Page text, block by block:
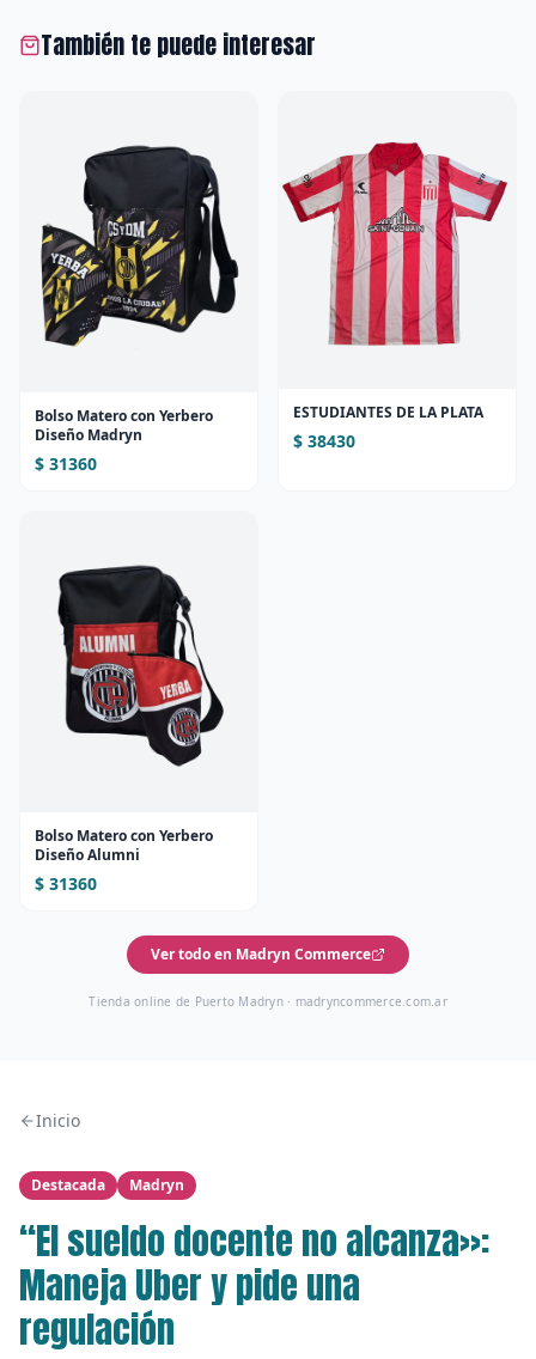
También te puede interesar
Bolso Matero con Yerbero
Diseño Madryn
$ 31360
ESTUDIANTES DE LA PLATA
$ 38430
Bolso Matero con Yerbero
Diseño Alumni
$ 31360
Ver todo en Madryn Commerce
Tienda online de Puerto Madryn · madryncommerce.com.ar
Inicio
Destacada Madryn
“El sueldo docente no alcanza»:
Maneja Uber y pide una
regulación